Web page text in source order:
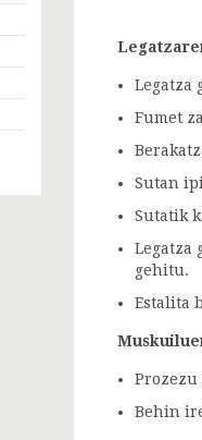
Legatza
Fumet
Sutan
Sutatik
Legatza
gehitu.
Estalita
Behin